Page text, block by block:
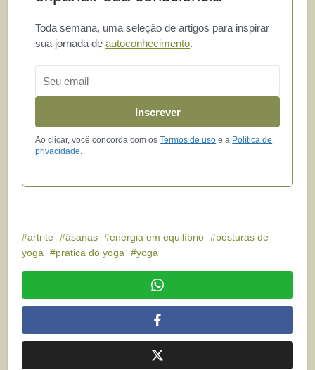
Toda semana, uma seleção de artigos para inspirar
sua jornada deautoconhecimento.
Inscrever
Ao clicar, você concorda com osTermos de uso e a Política de
privacidade.
artrite ásanas energia em equilíbrio
posturas de
yoga
pratica do yoga yoga